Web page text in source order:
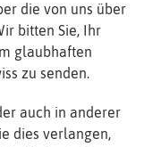
die von uns über
bitten Sie, Ihr
glaubhaften
zu senden.
auch in anderer
dies verlangen,